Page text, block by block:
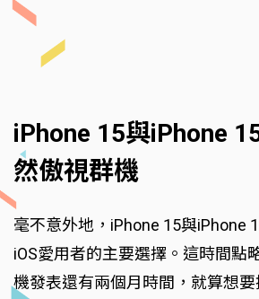
iPhone 15與iPhone
然傲視群機
毫不意外地，iPhone 15與iPhone
iOS愛用者的主要選擇。這時間點
機發表還有兩個月時間，就算想